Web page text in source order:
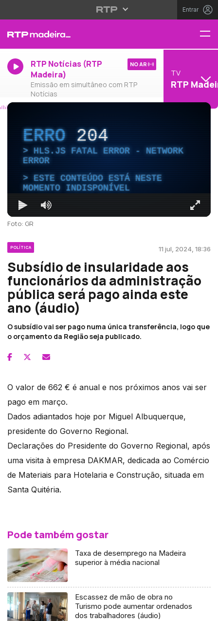
Entrar
RTP Notícias (RTP
Madeira)
Emissão em simultâneo com RTP
Notícias
NO AR
TV
RTP
ERRO204
HLS.JS FATAL ERROR - NETWORK
ERROR
ESTE CONTEÚDO ESTÁ NESTE
MOMENTO INDISPONÍVEL
Foto: GR
POLÍTICA 11 jul, 2024, 18:36
Subsídio de insularidade aos
funcionários da administração
pública será pago ainda este
ano (áudio)
O subsídio vai ser pago numa única transferência, logo que
o orçamento da Região seja publicado.
O valor de 662 € é anual e nos próximos anos vai ser
pago em março.
Dados adiantados hoje por Miguel Albuquerque,
presidente do Governo Regional.
Declarações do Presidente do Governo Regional, após
uma visita à empresa DAKMAR, dedicada ao Comércio
de Materiais para Hotelaria e Construção, situada em
Santa Quitéria.
Pode também gostar
Taxa de desemprego na Madeira
superior à média nacional
Escassez de mão de obra no
Turismo pode aumentar ordenados
dos trabalhadores (áudio)